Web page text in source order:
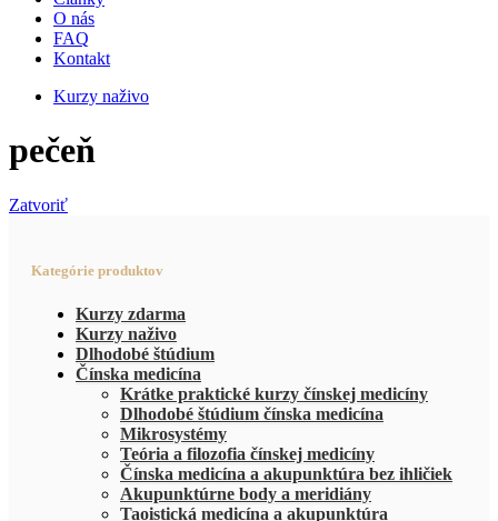
O nás
FAQ
Kontakt
Kurzy naživo
pečeň
Zatvoriť
Kategórie produktov
Kurzy zdarma
Kurzy naživo
Dlhodobé štúdium
Čínska medicína
Krátke praktické kurzy čínskej medicíny
Dlhodobé štúdium čínska medicína
Mikrosystémy
Teória a filozofia čínskej medicíny
Čínska medicína a akupunktúra bez ihličiek
Akupunktúrne body a meridiány
Taoistická medicína a akupunktúra